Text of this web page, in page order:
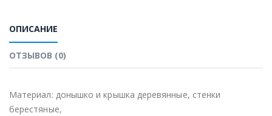
ОПИСАНИЕ
ОТЗЫВОВ (0)
Материал: донышко и крышка деревянные, стенки
берестяные,